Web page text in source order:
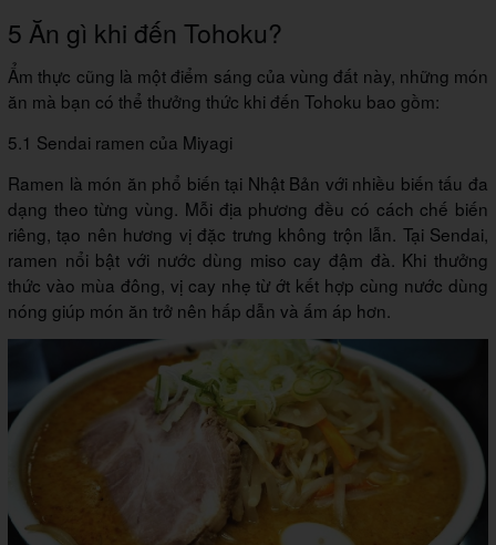
5 Ăn gì khi đến Tohoku?
Ẩm thực cũng là một điểm sáng của vùng đất này, những món
ăn mà bạn có thể thưởng thức khi đến Tohoku bao gồm:
5.1 Sendai ramen của Miyagi
Ramen là món ăn phổ biến tại Nhật Bản với nhiều biến tấu đa
dạng theo từng vùng. Mỗi địa phương đều có cách chế biến
riêng, tạo nên hương vị đặc trưng không trộn lẫn. Tại Sendai,
ramen nổi bật với nước dùng miso cay đậm đà. Khi thưởng
thức vào mùa đông, vị cay nhẹ từ ớt kết hợp cùng nước dùng
nóng giúp món ăn trở nên hấp dẫn và ấm áp hơn.